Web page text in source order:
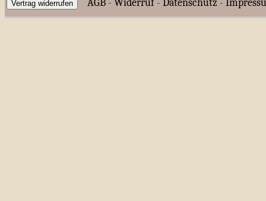
Vertrag widerrufen AGB - Widerruf- Datenschutz -